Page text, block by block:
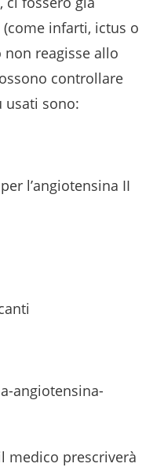
infarti, ictus o
reagisse allo
controllare
usati sono:
l’angiotensina II
angiotensina-
medico prescriverà